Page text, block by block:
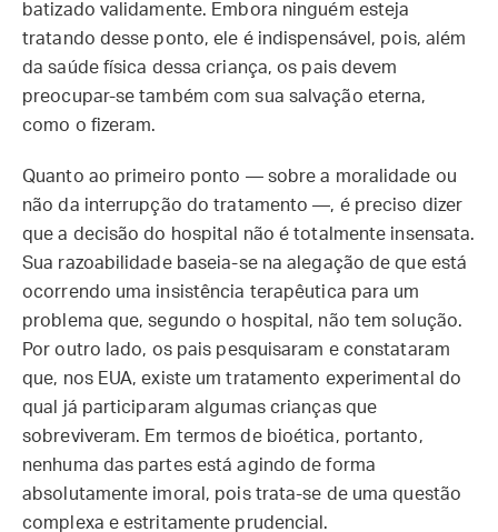
batizado validamente. Embora ninguém esteja
tratando desse ponto, ele é indispensável, pois, além
da saúde física dessa criança, os pais devem
preocupar-se também com sua salvação eterna,
como o fizeram.
Quanto ao primeiro ponto — sobre a moralidade ou
não da interrupção do tratamento —, é preciso dizer
que a decisão do hospital não é totalmente insensata.
Sua razoabilidade baseia-se na alegação de que está
ocorrendo uma insistência terapêutica para um
problema que, segundo o hospital, não tem solução.
Por outro lado, os pais pesquisaram e constataram
que, nos EUA, existe um tratamento experimental do
qual já participaram algumas crianças que
sobreviveram. Em termos de bioética, portanto,
nenhuma das partes está agindo de forma
absolutamente imoral, pois trata-se de uma questão
complexa e estritamente prudencial.